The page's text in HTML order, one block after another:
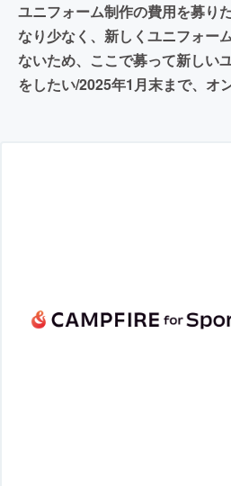
ユニフォーム制作の費用を募り
なり少なく、新しくユニフォー
ないため、ここで募って新しい
をしたい/2025年1月末まで、オ